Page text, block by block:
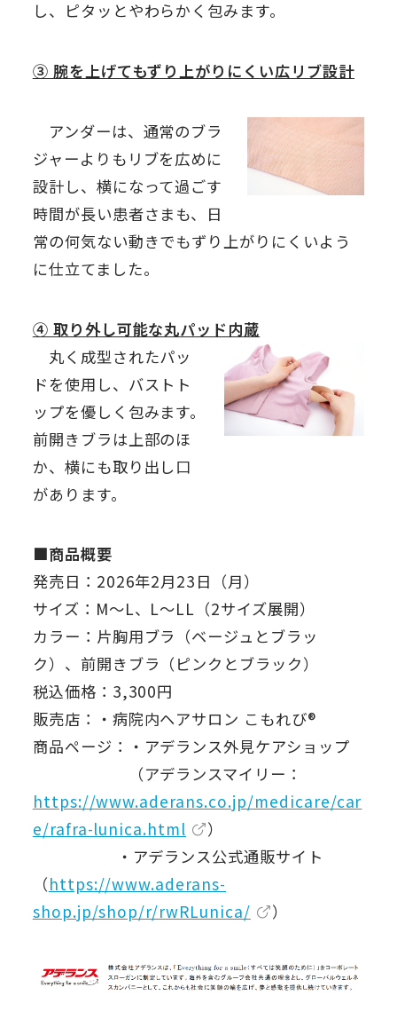
し、ピタッとやわらかく包みます。
③ 腕を上げてもずり上がりにくい広リブ設計
アンダーは、通常のブラ
ジャーよりもリブを広めに
設計し、横になって過ごす
時間が長い患者さまも、日
常の何気ない動きでもずり上がりにくいよう
に仕立てました。
④ 取り外し可能な丸パッド内蔵
丸く成型されたパッ
ドを使用し、バストト
ップを優しく包みます。
前開きブラは上部のほ
か、横にも取り出し口
があります。
■商品概要
発売日：2026年2月23日（月）
サイズ：M～L、L～LL（2サイズ展開）
カラー：片胸用ブラ（ベージュとブラッ
ク）、前開きブラ（ピンクとブラック）
税込価格：3,300円
販売店：・病院内ヘアサロン こもれび®
商品ページ：・アデランス外見ケアショップ
（アデランスマイリー：
https://www.aderans.co.jp/medicare/car
e/rafra-lunica.html
）
・アデランス公式通販サイト
（https://www.aderans-
shop.jp/shop/r/rwRLunica/
）